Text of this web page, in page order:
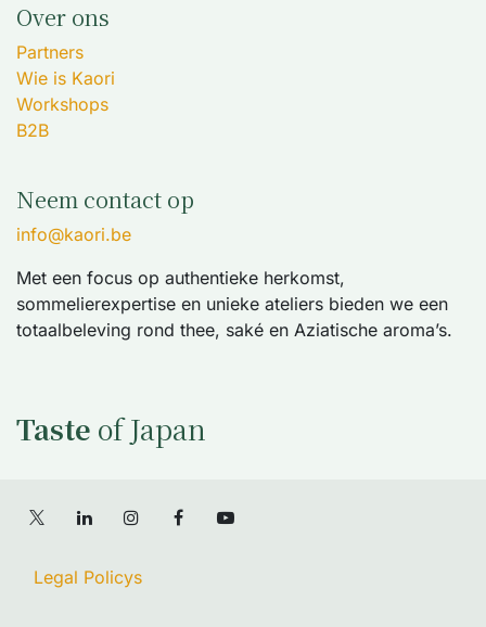
Over ons
Partners
Wie is Kaori
Workshops
B2B
Neem contact op
info@kaori.be
Met een focus op authentieke herkomst,
sommelierexpertise en unieke ateliers bieden we een
totaalbeleving rond thee, saké en Aziatische aroma’s.
Taste of Japan
Legal Policys